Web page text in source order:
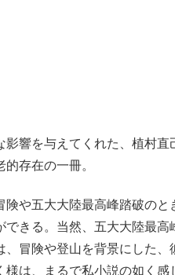
響を与えてくれた、植村直
存在の一冊。
や五大大陸最高峰踏破のと
きる。当然、五大大陸最
冒険や登山を背景にした
は、まるで私小説の如く感